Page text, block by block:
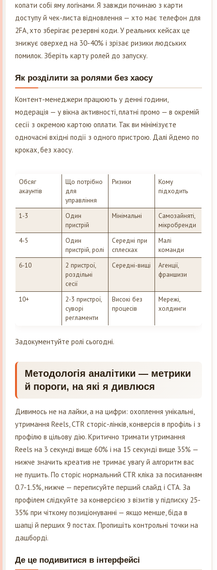
копати собі яму логінами. Я завжди починаю з карти
доступу й чек-листа відновлення — хто має телефон для
2FA, хто зберігає резервні коди. У реальних кейсах це
знижує оверхед на 30-40% і зрізає ризики людських
помилок. Зберіть карту ролей до запуску.
Як розділити за ролями без хаосу
Контент-менеджери працюють у денні години,
модерація — у вікна активності, платні промо — в окремій
сесії з окремою картою оплати. Так ви мінімізуєте
одночасні вхідні події з одного пристрою. Далі йдемо по
кроках, без хаосу.
Обсяг
акаунтів
Що потрібно
для
управління
Ризики
Кому
підходить
1-3
Один
пристрій
Мінімальні
Самозайняті,
мікробренди
4-5
Один
пристрій, ролі
Середні при
сплесках
Малі
команди
6-10
2 пристрої,
роздільні
сесії
Середні-вищі
Агенції,
франшизи
10+
2-3 пристрої,
суворі
регламенти
Високі без
процесів
Мережі,
холдинги
Задокументуйте ролі сьогодні.
Методологія аналітики — метрики
й пороги, на які я дивлюся
Дивимось не на лайки, а на цифри: охоплення унікальні,
утримання Reels, CTR сторіс-лінків, конверсія в профіль і з
профілю в цільову дію. Критично тримати утримання
Reels на 3 секунді вище 60% і на 15 секунді вище 35% —
нижче значить креатив не тримає увагу й алгоритм вас
не пушить. По сторіс нормальний CTR кліка за посиланням
0.7-1.5%, нижче — переписуйте перший слайд і CTA. За
профілем слідкуйте за конверсією з візитів у підписку 25-
35% при чіткому позиціонуванні — якщо менше, біда в
шапці й перших 9 постах. Пропишіть контрольні точки на
дашборді.
Де це подивитися в інтерфейсі